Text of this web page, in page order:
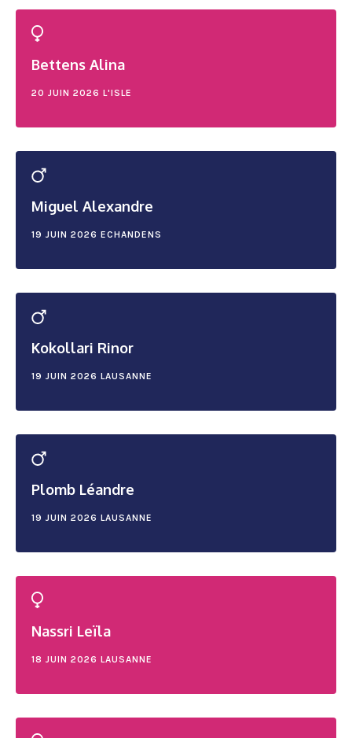
Bettens Alina
20 JUIN 2026 L'ISLE
Miguel Alexandre
19 JUIN 2026 ECHANDENS
Kokollari Rinor
19 JUIN 2026 LAUSANNE
Plomb Léandre
19 JUIN 2026 LAUSANNE
Nassri Leïla
18 JUIN 2026 LAUSANNE